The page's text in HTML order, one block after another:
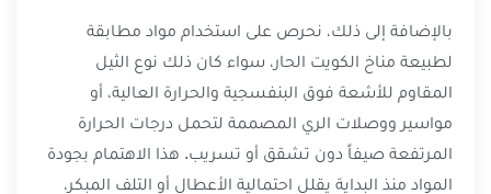
بالإضافة إلى ذلك، نحرص على استخدام مواد مطابقة
لطبيعة مناخ الكويت الحار، سواء كان ذلك نوع الثيل
المقاوم للأشعة فوق البنفسجية والحرارة العالية، أو
مواسير ووصلات الري المصممة لتحمل درجات الحرارة
المرتفعة صيفاً دون تشقق أو تسريب. هذا الاهتمام بجودة
المواد منذ البداية يقلل احتمالية الأعطال أو التلف المبكر،